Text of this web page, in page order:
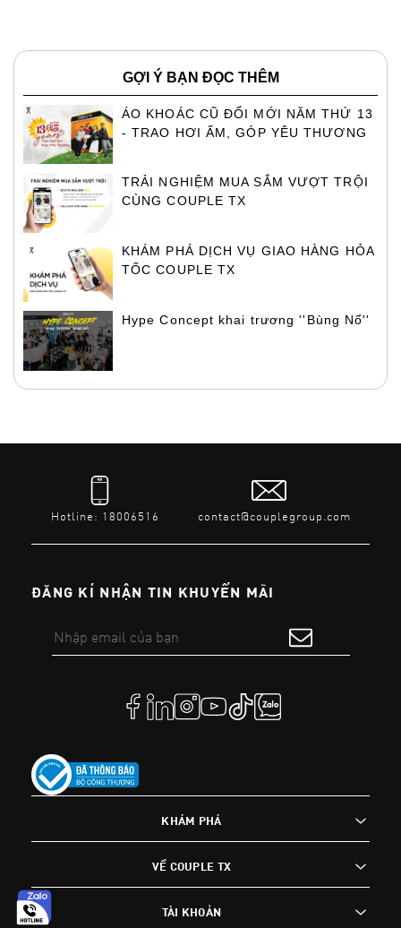
GỢI Ý BẠN ĐỌC THÊM
ÁO KHOÁC CŨ ĐỔI MỚI NĂM THỨ 13
- TRAO HƠI ẤM, GÓP YÊU THƯƠNG
TRẢI NGHIỆM MUA SẮM VƯỢT TRỘI
CÙNG COUPLE TX
KHÁM PHÁ DỊCH VỤ GIAO HÀNG HỎA
TỐC COUPLE TX
Hype Concept khai trương ''Bùng Nổ''
Hotline: 18006516 contact@couplegroup.com
ĐĂNG KÍ NHẬN TIN KHUYẾN MÃI
KHÁM PHÁ
VỀ COUPLE TX
TÀI KHOẢN